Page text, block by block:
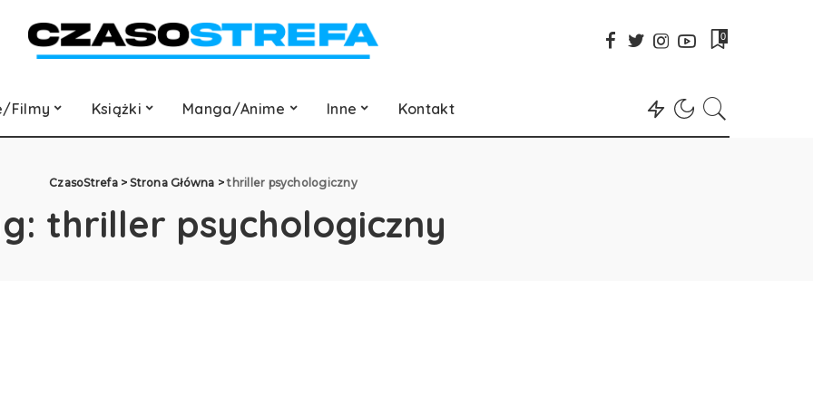
0
Filmy Książki Manga/Anime Inne Kontakt
CzasoStrefa>Strona Główna >thriller psychologiczny
thriller psychologiczny